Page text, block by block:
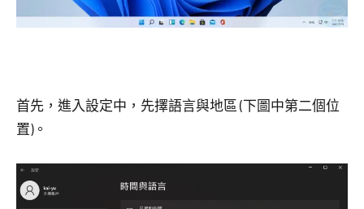
首先，進入設定中，先擇語言與地區 (下圖中第二個位
置)。